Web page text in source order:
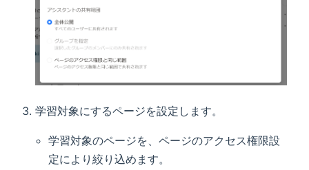
学習対象にするページを設定します。
学習対象のページを、ページのアクセス権限設
定により絞り込めます。